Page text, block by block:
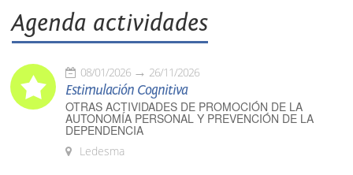
Agenda actividades
08/01/2026 26/11/2026
Estimulación Cognitiva
OTRAS ACTIVIDADES DE PROMOCIÓN DE LA
AUTONOMÍA PERSONAL Y PREVENCIÓN DE LA
DEPENDENCIA
Ledesma